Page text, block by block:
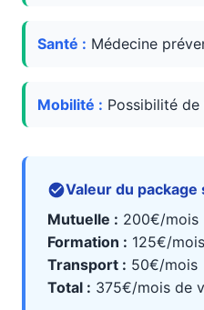
Santé : Médecine
Mobilité : Possibilité
Valeur du package
Mutuelle : 200€/mois
Formation : 125€/mois
Transport : 50€/mois
Total : 375€/mois de